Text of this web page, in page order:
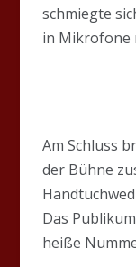
schmiegte
in Mikrofone
Am Schluss
der Bühne
Das
heiße